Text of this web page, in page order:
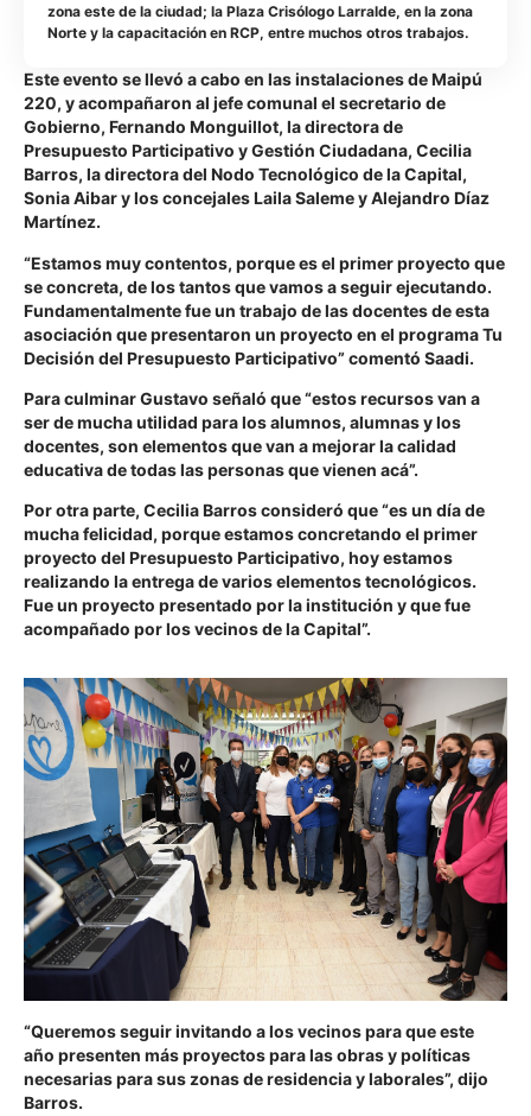
zona este de la ciudad; la Plaza Crisólogo Larralde, en la zona
Norte y la capacitación en RCP, entre muchos otros trabajos.
Este evento se llevó a cabo en las instalaciones de Maipú
220, y acompañaron al jefe comunal el secretario de
Gobierno, Fernando Monguillot, la directora de
Presupuesto Participativo y Gestión Ciudadana, Cecilia
Barros, la directora del Nodo Tecnológico de la Capital,
Sonia Aibar y los concejales Laila Saleme y Alejandro Díaz
Martínez.
“Estamos muy contentos, porque es el primer proyecto que
se concreta, de los tantos que vamos a seguir ejecutando.
Fundamentalmente fue un trabajo de las docentes de esta
asociación que presentaron un proyecto en el programa Tu
Decisión del Presupuesto Participativo” comentó Saadi.
Para culminar Gustavo señaló que “estos recursos van a
ser de mucha utilidad para los alumnos, alumnas y los
docentes, son elementos que van a mejorar la calidad
educativa de todas las personas que vienen acá”.
Por otra parte, Cecilia Barros consideró que “es un día de
mucha felicidad, porque estamos concretando el primer
proyecto del Presupuesto Participativo, hoy estamos
realizando la entrega de varios elementos tecnológicos.
Fue un proyecto presentado por la institución y que fue
acompañado por los vecinos de la Capital”.
“Queremos seguir invitando a los vecinos para que este
año presenten más proyectos para las obras y políticas
necesarias para sus zonas de residencia y laborales”, dijo
Barros.